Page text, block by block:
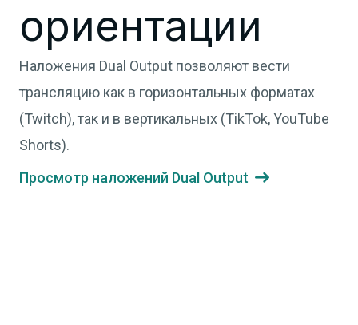
ориентации
Наложения Dual Output позволяют вести
трансляцию как в горизонтальных форматах
(Twitch), так и в вертикальных (TikTok, YouTube
Shorts).
Просмотр наложений Dual Output 